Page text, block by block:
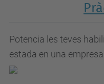
Potencia les teves
estada en una